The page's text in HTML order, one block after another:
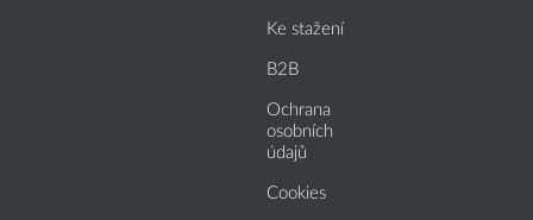
Ke stažení
B2B
Ochrana
osobních
údajů
Cookies